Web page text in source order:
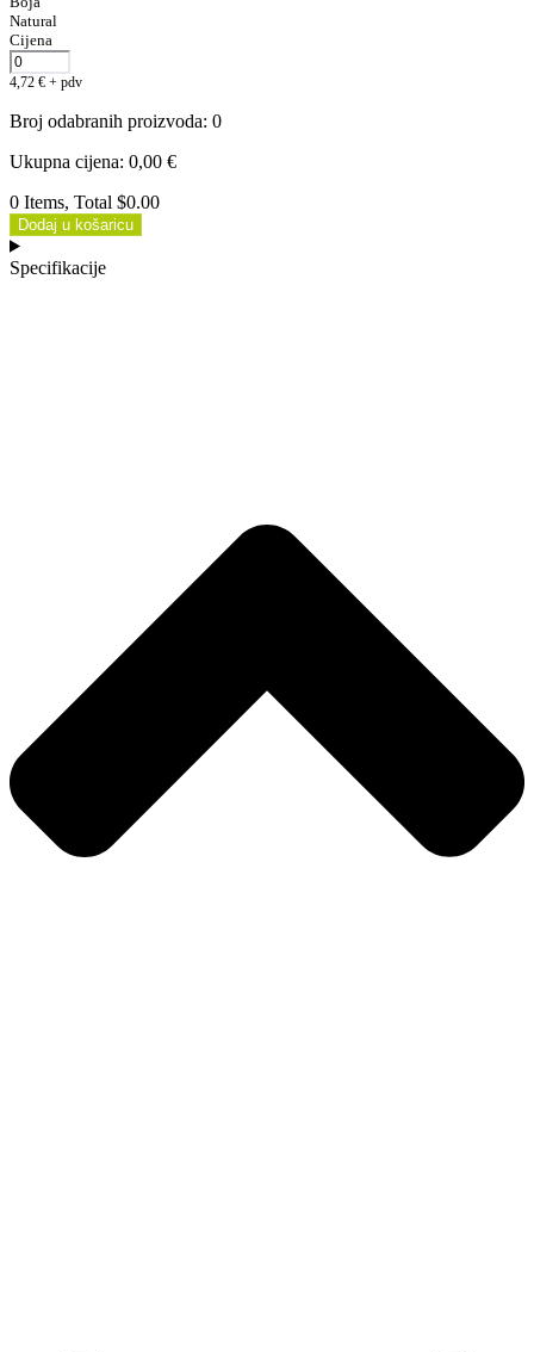
Natural
Cijena
4,72 € + pdv
Broj odabranih proizvoda: 0
Ukupna cijena: 0,00 €
0 Items, Total $0.00
Dodaj u košaricu
Specifikacije